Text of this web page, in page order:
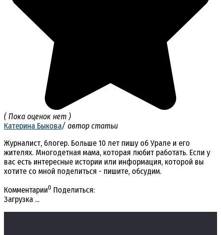
( Пока оценок нет )
Катерина Быкова/ автор статьи
Журналист, блогер. Больше 10 лет пишу об Урале и его
жителях. Многодетная мама, которая любит работать. Если у
вас есть интересные истории или информация, которой вы
хотите со мной поделиться - пишите, обсудим.
Комментарии0 Поделиться:
Загрузка ...